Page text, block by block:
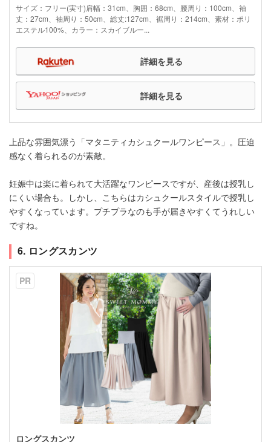
サイズ：フリー(実寸)肩幅：31cm、胸囲：68cm、腰周り：100cm、袖
丈：27cm、袖周り：50cm、総丈:127cm、裾周り：214cm、素材：ポリ
エステル100%、カラー：スカイブルー...
詳細を見る
詳細を見る
上品な雰囲気漂う「マタニティカシュクールワンピース」。圧迫
感なく着られるのが素敵。
妊娠中は楽に着られて大活躍なワンピースですが、産後は授乳し
にくい場合も。しかし、こちらはカシュクールスタイルで授乳し
やすくなっています。プチプラなのも手が届きやすくてうれしい
ですね。
6. ロングスカンツ
PR
ロングスカンツ